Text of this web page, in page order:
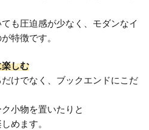
も圧迫感が少なく、モダンなイ
特徴です。
しむ
けでなく、ブックエンドにこだ
小物を置いたりと
めます。